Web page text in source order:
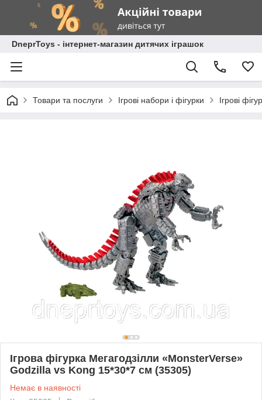
DneprToys - інтернет-магазин дитячих іграшок
Товари та послуги Ігрові набори і фігурки Ігрові
Ігрова фігурка Мегагодзілли «MonsterVerse»
Godzilla vs Kong 15*30*7 см (35305)
Немає в наявності